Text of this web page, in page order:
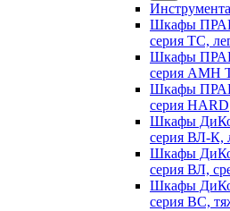
Шкафы
серия TC,
Шкафы
серия AMH
Шкафы
серия HARD
Шкафы
cерия ВЛ-К,
Шкафы
серия ВЛ,
Шкафы
серия ВС,